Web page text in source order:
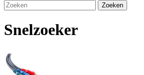
Zoeken
Snelzoeker